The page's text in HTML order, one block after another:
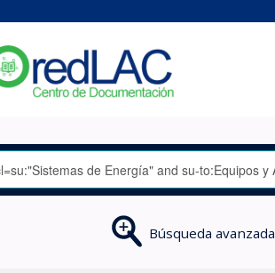
Búsqueda avanzada